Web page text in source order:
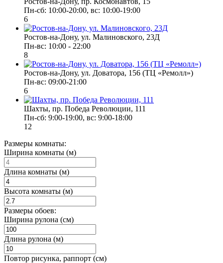
Пн-сб: 10:00-20:00, вс: 10:00-19:00
6
Ростов-на-Дону, ул. Малиновского, 23Д
Пн-вс: 10:00 - 22:00
8
Ростов-на-Дону, ул. Доватора, 156 (ТЦ «Ремолл»)
Пн-вс: 09:00-21:00
6
Шахты, пр. Победа Революции, 111
Пн-сб: 9:00-19:00, вс: 9:00-18:00
12
Размеры комнаты:
Ширина комнаты (м)
Длина комнаты (м)
Высота комнаты (м)
Размеры обоев:
Ширина рулона (см)
Длина рулона (м)
Повтор рисунка, раппорт (см)